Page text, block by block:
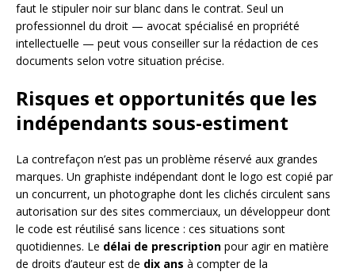
faut le stipuler noir sur blanc dans le contrat. Seul un
professionnel du droit — avocat spécialisé en propriété
intellectuelle — peut vous conseiller sur la rédaction de ces
documents selon votre situation précise.
Risques et opportunités que les
indépendants sous-estiment
La contrefaçon n’est pas un problème réservé aux grandes
marques. Un graphiste indépendant dont le logo est copié par
un concurrent, un photographe dont les clichés circulent sans
autorisation sur des sites commerciaux, un développeur dont
le code est réutilisé sans licence : ces situations sont
quotidiennes. Le délai de prescription pour agir en matière
de droits d’auteur est de dix ans à compter de la